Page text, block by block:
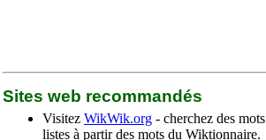
Sites web recommandés
Visitez WikWik.org - cherchez des
listes à partir des mots du Wiktionnaire.